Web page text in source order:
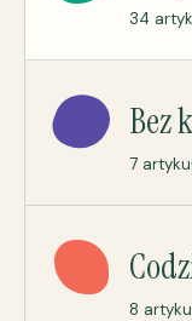
34
Bez
7
8